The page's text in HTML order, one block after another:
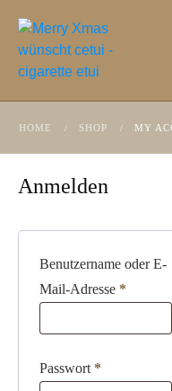
HOME / SHOP / MY
Anmelden
Benutzername oder E-
Mail-Adresse *
Passwort *